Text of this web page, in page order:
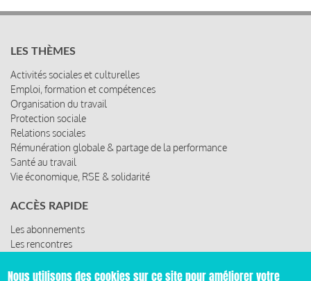
LES THÈMES
Activités sociales et culturelles
Emploi, formation et compétences
Organisation du travail
Protection sociale
Relations sociales
Rémunération globale & partage de la performance
Santé au travail
Vie économique, RSE & solidarité
ACCÈS RAPIDE
Les abonnements
Les rencontres
Nous utilisons des cookies sur ce site pour améliorer votre